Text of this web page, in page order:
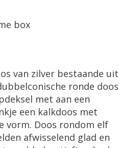
box
van zilver bestaande uit
ronde doos
met aan een
een kalkdoos met
vorm. Doos rondom elf
afwisselend glad en